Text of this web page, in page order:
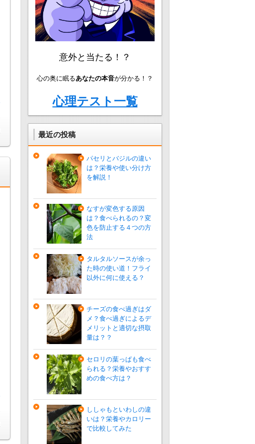
意外と当たる！？
心の奥に眠るあなたの本音が分かる！？
心理テスト一覧
最近の投稿
パセリとバジルの違い
は？栄養や使い分け方
を解説！
なすが変色する原因
は？食べられるの？変
色を防止する４つの方
法
タルタルソースが余っ
た時の使い道！フライ
以外に何に使える？
チーズの食べ過ぎはダ
メ？食べ過ぎによるデ
メリットと適切な摂取
量は？？
セロリの葉っぱも食べ
られる？栄養やおすす
めの食べ方は？
ししゃもといわしの違
いは？栄養やカロリー
で比較してみた